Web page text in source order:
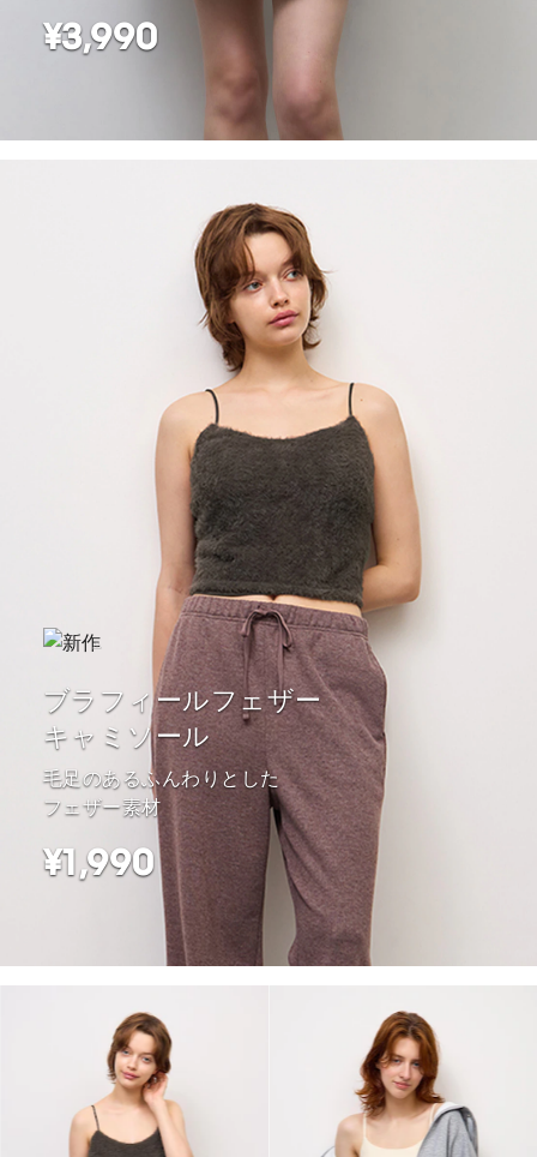
¥3,990
ブラフィールフェザー
キャミソール
毛足のあるふんわりとした
フェザー素材
¥1,990